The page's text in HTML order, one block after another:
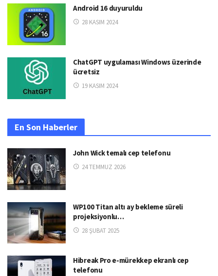
Android 16 duyuruldu
28 KASIM 2024
ChatGPT uygulaması Windows üzerinde
ücretsiz
19 KASIM 2024
En Son Haberler
John Wick temalı cep telefonu
24 TEMMUZ 2026
WP100 Titan altı ay bekleme süreli
projeksiyonlu…
28 ŞUBAT 2025
Hibreak Pro e-mürekkep ekranlı cep
telefonu